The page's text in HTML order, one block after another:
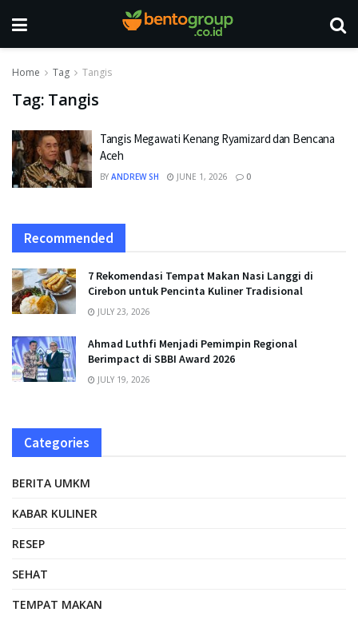
Home Tag Tangis
Tag: Tangis
Tangis Megawati Kenang Ryamizard dan Bencana
Aceh
BY ANDREW SH JUNE 1, 2026 0
Recommended
7 Rekomendasi Tempat Makan Nasi Langgi di
Cirebon untuk Pencinta Kuliner Tradisional
JULY 23, 2026
Ahmad Luthfi Menjadi Pemimpin Regional
Berimpact di SBBI Award 2026
JULY 19, 2026
Categories
BERITA UMKM
KABAR KULINER
RESEP
SEHAT
TEMPAT MAKAN